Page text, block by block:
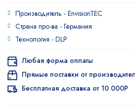
Производитель - EnvisionTEC
Страна про-ва - Германия
Технология - DLP
Любая форма оплаты
Прямые поставки от
Бесплатная доставка от 10 000Р